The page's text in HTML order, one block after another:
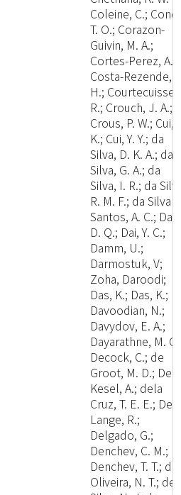
Coleine, C.;
T. O.; Corazon-
Guivin, M. A.;
Cortes-Perez, A.;
Costa-Rezende,
H.; Courtecuisse,
R.; Crouch, J. A.;
Crous, P. W.; Cui,
K.; Cui, Y. Y.; da
Silva, D. K. A.; da
Silva, G. A.; da
Silva, I. R.; da
R. M. F.; da Silva
Santos, A. C.; Dai,
D. Q.; Dai, Y. C.;
Damm, U.;
Darmostuk, V;
Zoha, Daroodi;
Das, K.; Das, K.;
Davoodian, N.;
Davydov, E. A.;
Dayarathne, M.
Decock, C.; de
Groot, M. D.; De
Kesel, A.; dela
Cruz, T. E. E.; De
Lange, R.;
Delgado, G.;
Denchev, C. M.;
Denchev, T. T.; de
Oliveira, N. T.; de